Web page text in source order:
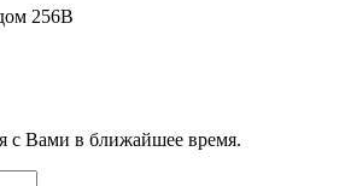
256В
с Вами в ближайшее время.